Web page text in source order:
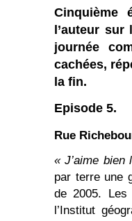
Cinquième
l’auteur
journée
cachées,
la fin.
Episode 5.
Rue
« J’aime bien
par terre une
de 2005.
l’Institut